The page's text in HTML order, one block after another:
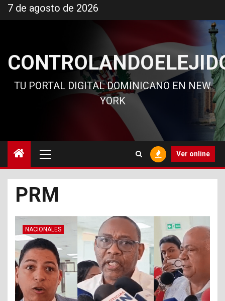
al
7 de agosto de 2026
TU PORTAL DIGITAL DOMINICANO EN NEW
YORK
principal
Ver online
PRM
NACIONALES